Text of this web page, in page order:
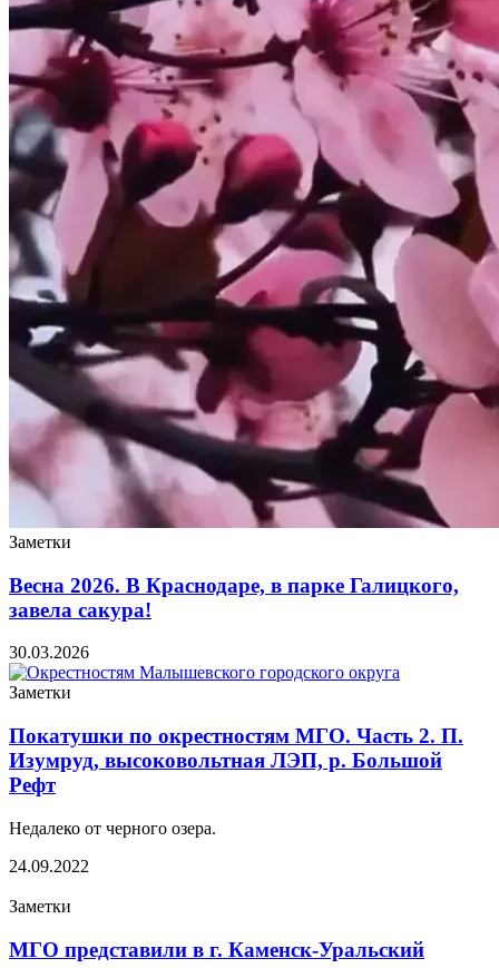
Заметки
Весна 2026. В Краснодаре, в парке Галицкого,
завела сакура!
30.03.2026
Заметки
Покатушки по окрестностям МГО. Часть 2. П.
Изумруд, высоковольтная ЛЭП, р. Большой
Рефт
Недалеко от черного озера.
24.09.2022
Заметки
МГО представили в г. Каменск-Уральский